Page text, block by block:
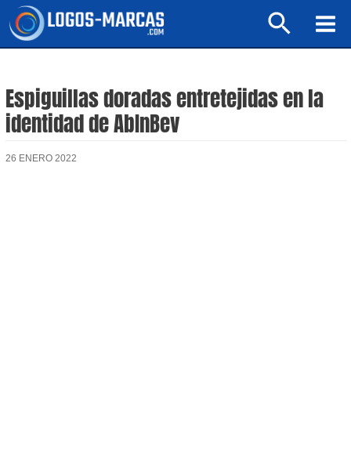
Buscar
Espiguillas doradas entretejidas en la
identidad de AbInBev
26 ENERO 2022